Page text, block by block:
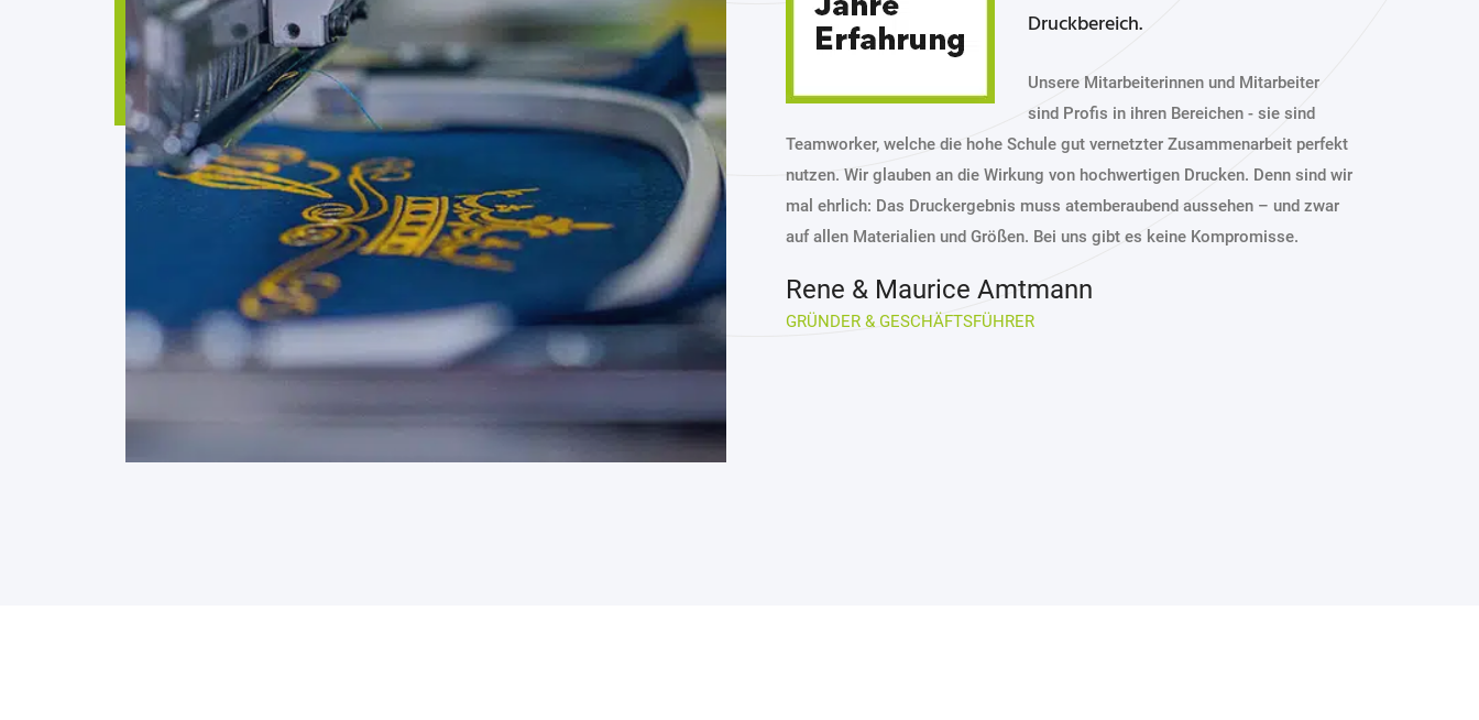
Druckbereich.
Unsere Mitarbeiterinnen und Mitarbeiter
sind Profis in ihren Bereichen - sie sind
Teamworker, welche die hohe Schule gut vernetzter Zusammenarbeit perfekt
nutzen. Wir glauben an die Wirkung von hochwertigen Drucken. Denn sind wir
mal ehrlich: Das Druckergebnis muss atemberaubend aussehen – und zwar
auf allen Materialien und Größen. Bei uns gibt es keine Kompromisse.
Rene & Maurice Amtmann
GRÜNDER & GESCHÄFTSFÜHRER